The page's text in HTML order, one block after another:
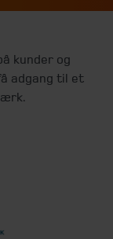
kunder og
adgang til et